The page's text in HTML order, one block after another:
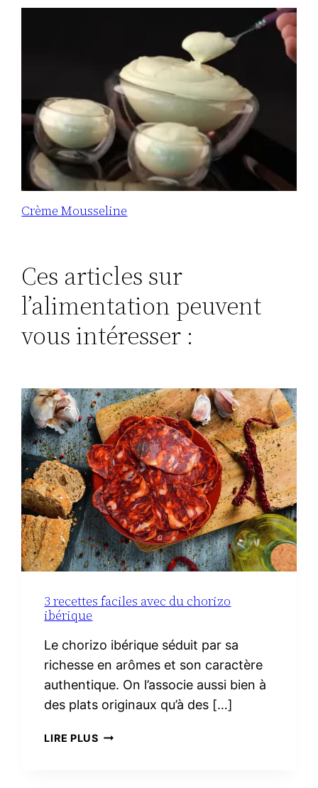
Crème Mousseline
Ces articles sur
l’alimentation peuvent
vous intéresser :
3 recettes faciles avec du chorizo
ibérique
Le chorizo ibérique séduit par sa
richesse en arômes et son caractère
authentique. On l’associe aussi bien à
des plats originaux qu’à des […]
LIRE PLUS3